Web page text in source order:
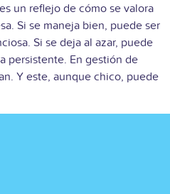
un reflejo de cómo se valora
Si se maneja bien, puede ser
Si se deja al azar, puede
persistente. En gestión de
Y este, aunque chico, puede